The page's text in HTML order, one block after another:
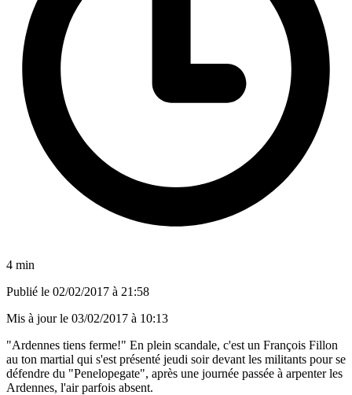
4 min
Publié le 02/02/2017 à 21:58
Mis à jour le 03/02/2017 à 10:13
"Ardennes tiens ferme!" En plein scandale, c'est un François Fillon
au ton martial qui s'est présenté jeudi soir devant les militants pour se
défendre du "Penelopegate", après une journée passée à arpenter les
Ardennes, l'air parfois absent.